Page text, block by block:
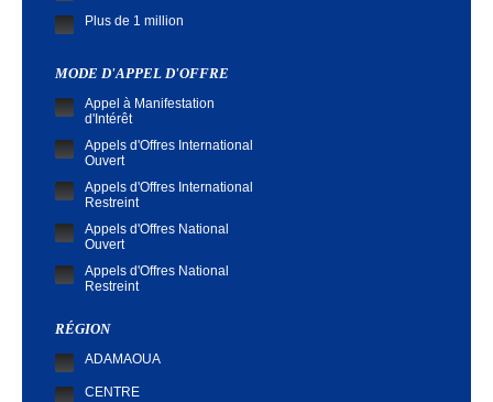
Plus de 1 million
MODE D'APPEL D'OFFRE
Appel à Manifestation
d'Intérêt
Appels d'Offres International
Ouvert
Appels d'Offres International
Restreint
Appels d'Offres National
Ouvert
Appels d'Offres National
Restreint
RÉGION
ADAMAOUA
CENTRE